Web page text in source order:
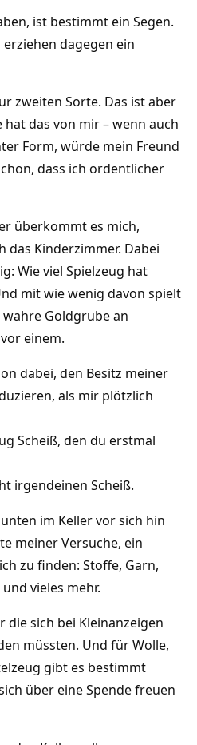
ist bestimmt ein Segen.
dagegen ein
zweiten Sorte. Das ist aber
das von mir – wenn auch
Form, würde mein Freund
dass ich ordentlicher
überkommt es mich,
das Kinderzimmer. Dabei
Wie viel Spielzeug hat
mit wie wenig davon spielt
Goldgrube an
einem.
dabei, den Besitz meiner
als mir plötzlich
Scheiß, den du erstmal
irgendeinen Scheiß.
im Keller vor sich hin
meiner Versuche, ein
zu finden: Stoffe, Garn,
vieles mehr.
die sich bei Kleinanzeigen
müssten. Und für Wolle,
gibt es bestimmt
über eine Spende freuen